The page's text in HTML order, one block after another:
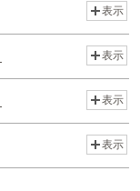
表示
表示
表示
表示